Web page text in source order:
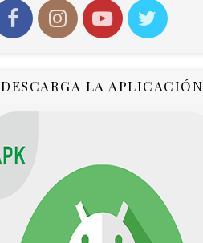
DESCARGA LA APLICACIÓN